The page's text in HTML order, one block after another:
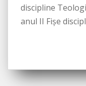
discipline
anul II Fișe